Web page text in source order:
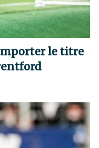
le titre